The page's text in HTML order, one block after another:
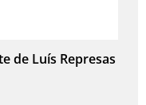
de Luís Represas